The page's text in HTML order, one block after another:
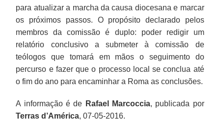
para atualizar a marcha da causa diocesana e marcar
os próximos passos. O propósito declarado pelos
membros da comissão é duplo: poder redigir um
relatório conclusivo a submeter à comissão de
teólogos que tomará em mãos o seguimento do
percurso e fazer que o processo local se conclua até
o fim do ano para encaminhar a Roma as conclusões.
A informação é de Rafael Marcoccia, publicada por
Terras d’América, 07-05-2016.